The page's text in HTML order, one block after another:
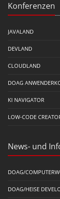
Konferenzen
JAVALAND
DEVLAND
CLOUDLAND
DOAG
KI NAVIGATOR
LOW-CODE
News- und
DOAG/
DOAG/HEISE